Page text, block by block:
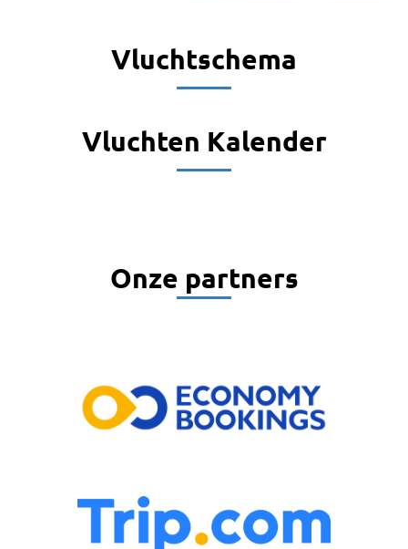
Vluchtschema
Vluchten Kalender
Onze partners